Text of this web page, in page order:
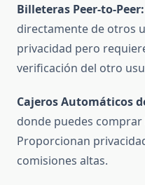
Billeteras Peer-to-Peer:
directamente de otros
privacidad pero
verificación del otro
Cajeros Automáticos
donde puedes
Proporcionan
comisiones altas.